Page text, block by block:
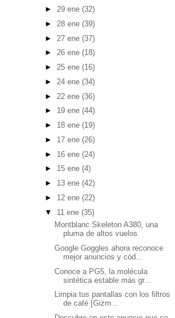
►29 ene(32)
► 28 ene(39)
► 27 ene(37)
►26 ene(18)
►25 ene(16)
► 24 ene(34)
► 22 ene(36)
► 19 ene(44)
► 18 ene(19)
► 17 ene(26)
► 16 ene(24)
► 15 ene(4)
► 13 ene(42)
► 12 ene(22)
▼ 11 ene(35)
Montblanc Skeleton A380, una
pluma de altos vuelos
Google Goggles ahora reconoce
mejor anuncios y cód...
Conoce a PG5, la molécula
sintética estable más gr...
Limpia tus pantallas con los filtros
de café [Gizm...